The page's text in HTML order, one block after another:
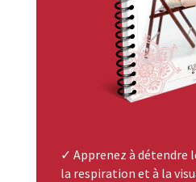
✓ Apprenez à détendre
la respiration et à la